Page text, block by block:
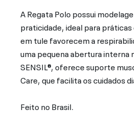
A Regata Polo possui
praticidade, ideal para
em tule favorecem a
uma pequena abertura
SENSIL®, oferece suporte
Care, que facilita os cuidados
Feito no Brasil.